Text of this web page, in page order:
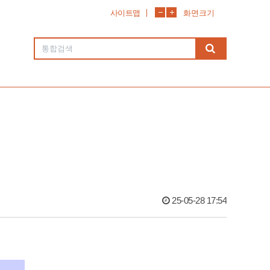
사이트맵 화면크기
25-05-28 17:54